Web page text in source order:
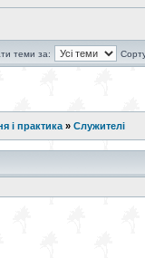
теми за:
і практика » Служителі